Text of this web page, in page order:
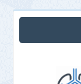
Sidebar
chính